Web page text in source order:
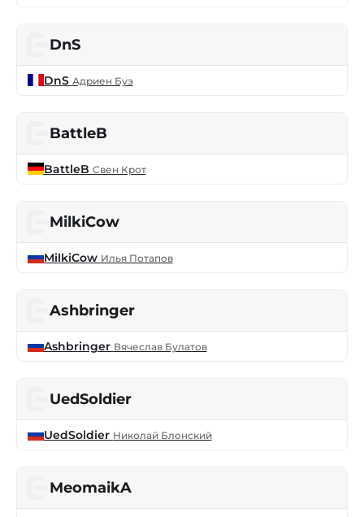
DnS
DnS Адриен Буэ
BattleB
BattleB Свен Крот
MilkiCow
MilkiCow Илья Потапов
Ashbringer
Ashbringer Вячеслав Булатов
UedSoldier
UedSoldier Николай Блонский
MeomaikA